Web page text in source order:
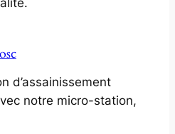
d’assainissement
notre micro-station,